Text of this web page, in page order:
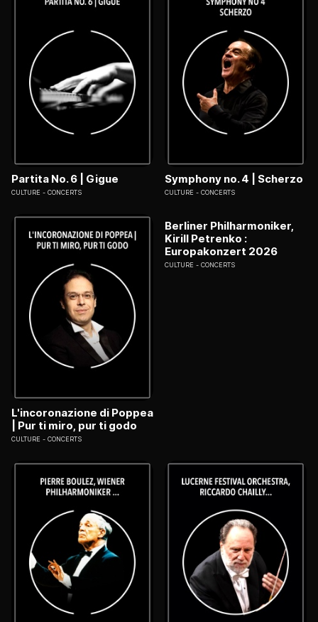
Partita No. 6 | Gigue
CULTURE CONCERTS
Symphony no. 4 | Scherzo
CULTURE CONCERTS
L'incoronazione di Poppea
| Pur ti miro, pur ti godo
CULTURE CONCERTS
Berliner Philharmoniker,
Kirill Petrenko :
Europakonzert 2026
CULTURE CONCERTS